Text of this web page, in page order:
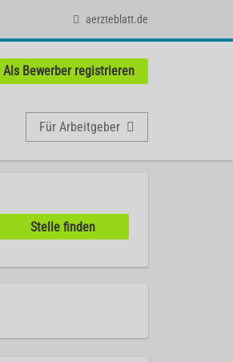
aerzteblatt.de
Als Bewerber registrieren
Für Arbeitgeber